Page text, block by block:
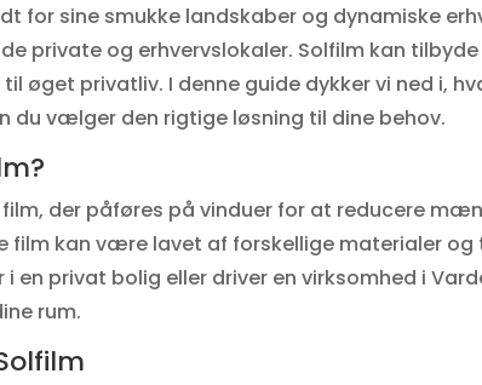
for sine smukke landskaber og dynamiske
private og erhvervslokaler. Solfilm kan
øget privatliv. I denne guide dykker vi ned i,
du vælger den rigtige løsning til dine behov.
der påføres på vinduer for at reducere
film kan være lavet af forskellige materialer
i en privat bolig eller driver en virksomhed i
rum.